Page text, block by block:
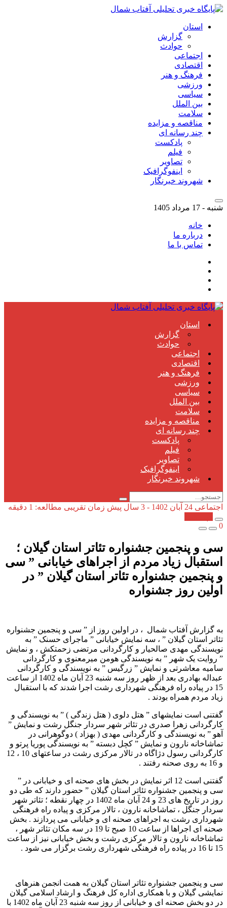
استان
گزارش
حوادث
اجتماعی
اقتصادی
فرهنگ و هنر
ورزشی
سیاسی
بین الملل
سلامت
مناقصه و مزایده
چند رسانه ای
پادکست
فیلم
تصاویر
اینفوگرافیک
شهروند خبرنگار
شنبه - 17 مرداد 1405
خانه
درباره ما
تماس با ما
استان
گزارش
حوادث
اجتماعی
اقتصادی
فرهنگ و هنر
ورزشی
سیاسی
بین الملل
سلامت
مناقصه و مزایده
چند رسانه ای
پادکست
فیلم
تصاویر
اینفوگرافیک
شهروند خبرنگار
اجتماعی 24 آبان 1402 - 3 سال پیش
زمان تقریبی مطالعه: 1 دقیقه
0
سی و پنجمین جشنواره تئاتر استان گیلان ؛
استقبال زیاد مردم از اجراهای خیابانی ” سی
و پنجمین جشنواره تئاتر استان گیلان ” در
اولین روز جشنواره
به گزارش آفتاب شمال ، در اولین روز از ” سی و پنجمین جشنواره
تئاتر استان گیلان ” ، سه نمایش خیابانی ” ماجرای حسنک ” به
نویسندگی مهدی صالحیار و کارگردانی مرتضی زحمتکش ، و نمایش
” روایت یک شهر ” به نویسندگی هومن میرمعنوی و کارگردانی
سامیه معاشرتی و نمایش ” زرگیس ” به نویسندگی و کارگردانی
عبداله بهادری بعد از ظهر روز سه شنبه 23 آبان ماه 1402 از ساعت
15 در پیاده راه فرهنگی شهرداری رشت اجرا شدند که با استقبال
زیاد مردم همراه بودند .
گفتنی است نمایشهای ” هتل دلوی ( هتل زندگی ) ” به نویسندگی و
کارگردانی زهرا صدری در تئاتر شهر سردار جنگل رشت و نمایش ”
آهو ” به نویسندگی و کارگردانی مهدی ( بهزاد ) دوگوهرانی در
تماشاخانه نارون و نمایش ” کچل دبسته ” به نویسندگی پوریا پرتو و
کارگردانی رسول دژاگاه در تالار مرکزی رشت در ساعتهای 10 ، 12
و 16 به روی صحنه رفتند .
گفتنی است 12 اثر نمایش در بخش های صحنه ای و خیابانی در ”
سی و پنجمین جشنواره تئاتر استان گیلان ” حضور دارند که طی دو
روز در تاریخ های 23 و 24 آبان ماه 1402 در چهار نقطه ؛ تئاتر شهر
سردار جنگل ، تماشاخانه نارون ، تالار مرکزی و پیاده راه فرهنگی
شهرداری رشت به اجراهای صحنه ای و خیابانی می پردازند . بخش
صحنه ای اجراها از ساعت 10 صبح تا 19 در سه مکان تئاتر شهر ،
تماشاخانه نارون و تالار مرکزی رشت و بخش خیابانی نیز از ساعت
15 تا 16 در پیاده راه فرهنگی شهرداری رشت برگزار می شود .
سی و پنجمین جشنواره تئاتر استان گیلان به همت انجمن هنرهای
نمایشی گیلان و با همکاری اداره کل فرهنگ و ارشاد اسلامی گیلان
در دو بخش صحنه ای و خیابانی از روز سه شنبه 23 آبان ماه 1402 با